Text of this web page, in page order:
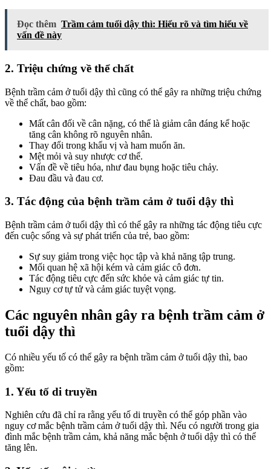
Đọc thêm Trầm cảm tuổi dậy thì: Hiểu rõ và tìm hiểu về
vấn đề này
2. Triệu chứng về thể chất
Bệnh trầm cảm ở tuổi dậy thì cũng có thể gây ra những triệu chứng
về thể chất, bao gồm:
Mất cân đối về cân nặng, có thể là giảm cân đáng kể hoặc
tăng cân không rõ nguyên nhân.
Thay đổi trong khẩu vị và ham muốn ăn.
Mệt mỏi và suy nhược cơ thể.
Vấn đề về tiêu hóa, như đau bụng hoặc tiêu chảy.
Đau đầu và đau cơ.
3. Tác động của bệnh trầm cảm ở tuổi dậy thì
Bệnh trầm cảm ở tuổi dậy thì có thể gây ra những tác động tiêu cực
đến cuộc sống và sự phát triển của trẻ, bao gồm:
Sự suy giảm trong việc học tập và khả năng tập trung.
Mối quan hệ xã hội kém và cảm giác cô đơn.
Tác động tiêu cực đến sức khỏe và cảm giác tự tin.
Nguy cơ tự tử và cảm giác tuyệt vọng.
Các nguyên nhân gây ra bệnh trầm cảm ở
tuổi dậy thì
Có nhiều yếu tố có thể gây ra bệnh trầm cảm ở tuổi dậy thì, bao
gồm:
1. Yếu tố di truyền
Nghiên cứu đã chỉ ra rằng yếu tố di truyền có thể góp phần vào
nguy cơ mắc bệnh trầm cảm ở tuổi dậy thì. Nếu có người trong gia
đình mắc bệnh trầm cảm, khả năng mắc bệnh ở tuổi dậy thì có thể
tăng lên.